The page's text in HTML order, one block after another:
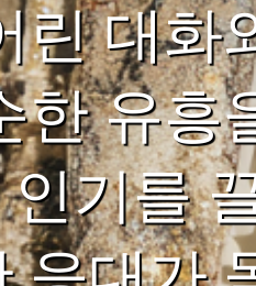
린 대화
한 유흥
기를